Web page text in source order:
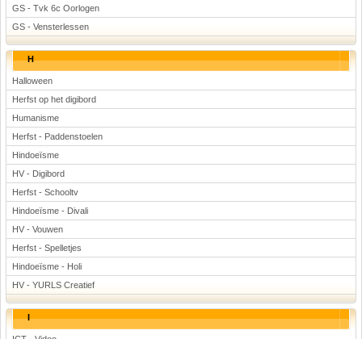
GS - Tvk 6c Oorlogen
GS - Vensterlessen
H
Halloween
Herfst op het digibord
Humanisme
Herfst - Paddenstoelen
Hindoeïsme
HV - Digibord
Herfst - Schooltv
Hindoeïsme - Divali
HV - Vouwen
Herfst - Spelletjes
Hindoeïsme - Holi
HV - YURLS Creatief
I